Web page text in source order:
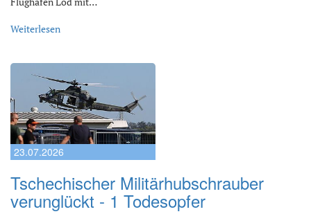
Weiterlesen
23.07.2026
Tschechischer Militärhubschrauber
verunglückt - 1 Todesopfer